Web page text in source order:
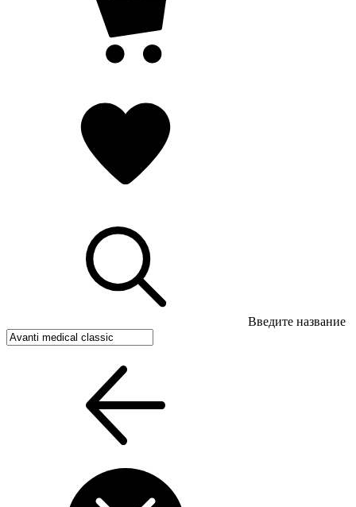
Введите название